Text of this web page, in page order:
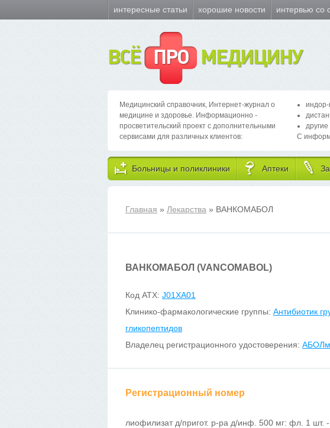
интересные статьи хорошие новости интервью со
ВСЁ ПРО МЕДИЦИНУ
Медицинский справочник, Интернет-журнал о
медицине и здоровье. Информационно -
просветительский проект с дополнительными
сервисами для различных клиентов:
индор-
С
Больницы и поликлиники Аптеки
Главная » Лекарства » ВАНКОМАБОЛ
ВАНКОМАБОЛ (VANCOMABOL)
Код ATX: J01XA01
Клинико-фармакологические группы: Антибиотик
гликопептидов
Владелец регистрационного удостоверения:
Регистрационный номер
лиофилизат д/пригот. р-ра д/инф. 500 мг: фл. 1 шт. -